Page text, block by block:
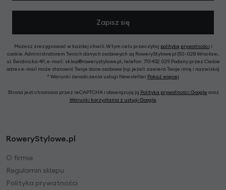
Zapisz się
Możesz zrezygnować w każdej chwili. W tym celu przeczytaj politykę prywatności i
cookie. Administratorem Twoich danych osobowych są RoweryStylowe.pl (50-028 Wrocław,
ul. Świdnicka 49; e-mail: sklep@rowerystylowe.pl, telefon: 713 432 029. Podany przez Ciebie
adres e-mail może stanowić Twoje dane osobowe (np. jeżeli zawiera Twoje imię i nazwisko).
* Warunki świadczenia usługi Newsletter Pokaż więcej
Strona jest chroniona przez reCAPTCHA i obowiązują ją Polityka prywatności Google oraz
Warunki korzystania z usługi Google.
RoweryStylowe.pl
O firmie
Regulamin sklepu
Polityka prywatności